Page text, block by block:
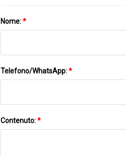
Nome:*
Telefono/WhatsApp:*
Contenuto:*